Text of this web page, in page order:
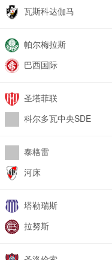
瓦斯科达伽马
帕尔梅拉斯
巴西国际
圣塔菲联
科尔多瓦中央SDE
泰格雷
河床
塔勒瑞斯
拉努斯